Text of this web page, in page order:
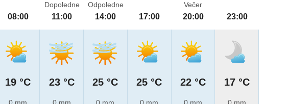
08:00
19 °C
Dopoledne
11:00
23 °C
Odpoledne
14:00
25 °C
17:00
25 °C
Večer
20:00
22 °C
23:00
17 °C